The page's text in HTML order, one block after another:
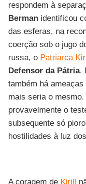
respondem à
Bermanidentificou
das esferas, na
coerção sob o jugo
russa, o Patriarca
Defensor da Pátria.
também há
mais seria o mesmo.
provavelmente o
subsequente só
hostilidades à luz dos
A coragem de Kirill